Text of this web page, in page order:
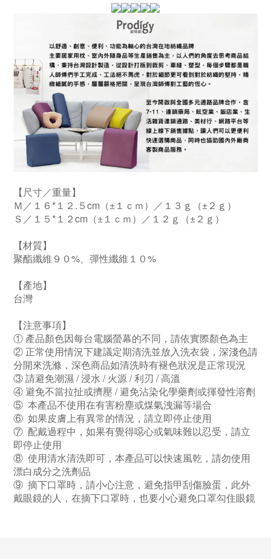
【尺寸／重量】
Ｍ／１６*１２.５cm（±１ｃｍ）／１３ｇ（±２ｇ）
Ｓ／１５*１２cm（±１ｃｍ）／１２ｇ（±２ｇ）
【材質】
聚酯纖維９０%、彈性纖維１０%
【產地】
台灣
【注意事項】
① 產品顏色因每台電腦螢幕的不同，請依實際顏色為主
② 正常使用情況下建議定期清洗並放入洗衣袋，深淺色請
分開來洗滌，深色商品如清洗時有褪色狀況是正常現況
③ 請避免潮濕 / 浸水 / 火源 / 利刃 / 高溫
④ 避免不當拉扯或擠壓 / 避免沾染化學藥劑或揮發性溶劑
⑤ 本產品不使用在有害粉塵或煤氣洩漏等場合
⑥ 如果皮膚上有異常的情況，請立即停止使用
⑦ 配戴過程中，如果有覺得噁心或氣味難以忍受，請立
即停止使用
⑧ 使用清水清洗即可，本產品可以快速風乾，請勿使用
漂白成分之洗劑品
⑨ 摘下口罩時，請小心注意，避免指甲刮傷臉蛋，此外
戴眼鏡的人，在摘下口罩時，也要小心避免口罩勾住眼鏡